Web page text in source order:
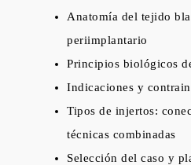
Anatomía del tejido
periimplantario
Principios biológicos
Indicaciones y
Tipos de injertos:
técnicas combinadas
Selección del caso y